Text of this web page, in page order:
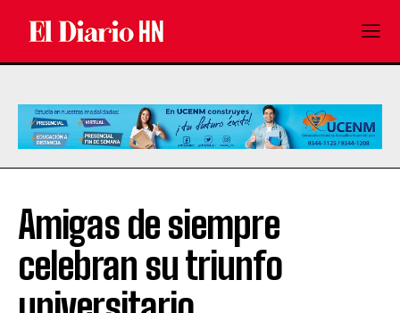
Amigas de siempre
celebran su triunfo